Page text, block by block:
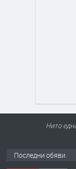
Нито
Последни обяви